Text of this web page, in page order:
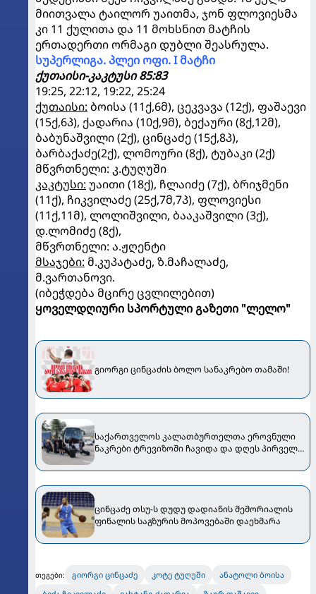
მიითვალა ტაილორ უაითმა, ჯონ ფლოვიესმა
კი 11 ქულითა და 11 მოხსნით მატჩის
ერთადერთი ორმაგი დუბლი შეასრულა.
სუპერლიგა. პლეი ოფი. I მატჩი
ქუთაისი-კაკტუსი 85:83
19:25, 22:12, 19:22, 25:24
ქუთაისი: ბოისა (11ქ,6მ), ცეკვავა (12ქ), ფაშაევი
(15ქ,6პ), ქადარია (10ქ,9მ), ბექაური (8ქ,12მ),
ბაბუნაშვილი (2ქ), ცინცაძე (15ქ,8პ),
ბარბაქაძე(2ქ), ლომოური (8ქ), ტუბაკი (2ქ)
მწვრთნელი: კ.ტუღუში
კაკტუსი: უაითი (18ქ), ჩლაიძე (7ქ), ბრიჯმენი
(11ქ), ჩიკვილაძე (25ქ,7მ,7პ), ფლოვიესი
(11ქ,11მ), ლოლიშვილი, ბააკაშვილი (3ქ),
დ.ლომიძე (8ქ),
მწვრთნელი: ა.ჟღენტი
მსაჯები: მ.კუპატაძე, ზ.მაჩალაძე,
მ.ვართანოვი.
(იბეჭდება მცირე ცვლილებით)
ყოველდღიური სპორტული გაზეთი "ლელო"
გიორგი ცინცაძის ბოლო სანაკრებო თამაში!
საქართველოს კალათბურთელთა ეროვნული
ნაკრები ტრევიზოში ჩავიდა და დღეს პირველ
ცინცაძე თსუ-ს დუდუ დადიანის მემორიალის
ფინალის საგზურის მოპოვებაში დაეხმარა
თეგები: გიორგი ცინცაძე კოტე ტუღუში
ანატოლი ბოისა